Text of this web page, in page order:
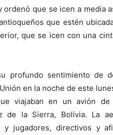
que se icen a media
que estén
que se icen con una
profundo sentimiento de
en la noche de este
viajaban en un avión de
de la Sierra, Bolivia. La
jugadores, directivos y